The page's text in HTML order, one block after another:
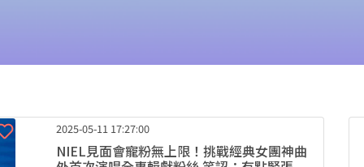
2025-05-11 17:27:00
NIEL見面會寵粉無上限！挑戰經典女團神曲